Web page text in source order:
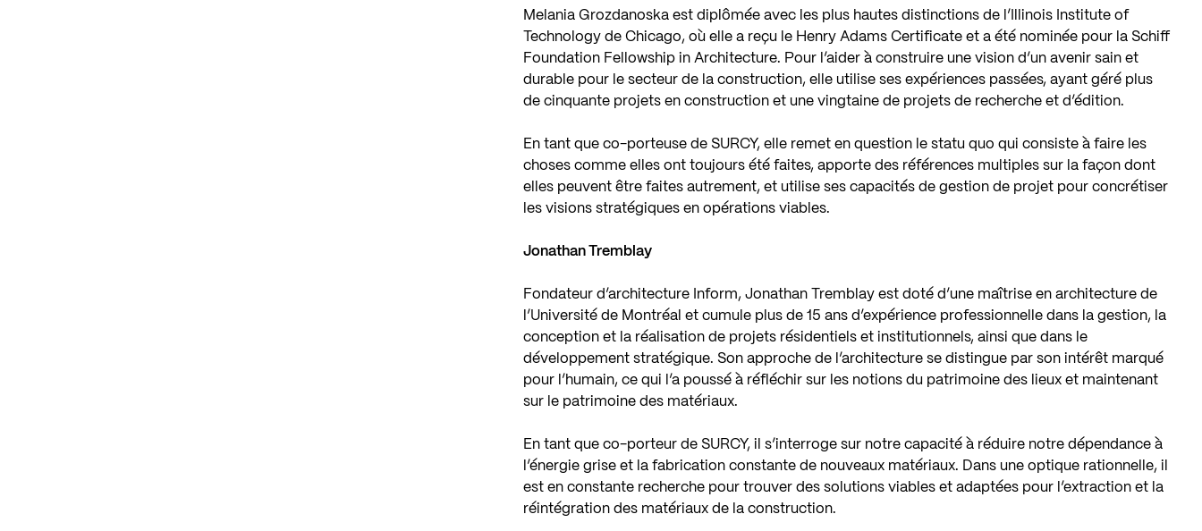
Melania Grozdanoska est diplômée avec les plus hautes distinctions de l’Illinois Institute of
Technology de Chicago, où elle a reçu le Henry Adams Certificate et a été nominée pour la Schiff
Foundation Fellowship in Architecture. Pour l’aider à construire une vision d’un avenir sain et
durable pour le secteur de la construction, elle utilise ses expériences passées, ayant géré plus
de cinquante projets en construction et une vingtaine de projets de recherche et d’édition.
En tant que co-porteuse de SURCY, elle remet en question le statu quo qui consiste à faire les
choses comme elles ont toujours été faites, apporte des références multiples sur la façon dont
elles peuvent être faites autrement, et utilise ses capacités de gestion de projet pour concrétiser
les visions stratégiques en opérations viables.
Jonathan Tremblay
Fondateur d’architecture Inform, Jonathan Tremblay est doté d’une maîtrise en architecture de
l’Université de Montréal et cumule plus de 15 ans d’expérience professionnelle dans la gestion, la
conception et la réalisation de projets résidentiels et institutionnels, ainsi que dans le
développement stratégique. Son approche de l’architecture se distingue par son intérêt marqué
pour l’humain, ce qui l’a poussé à réfléchir sur les notions du patrimoine des lieux et maintenant
sur le patrimoine des matériaux.
En tant que co-porteur de SURCY, il s’interroge sur notre capacité à réduire notre dépendance à
l’énergie grise et la fabrication constante de nouveaux matériaux. Dans une optique rationnelle, il
est en constante recherche pour trouver des solutions viables et adaptées pour l’extraction et la
réintégration des matériaux de la construction.